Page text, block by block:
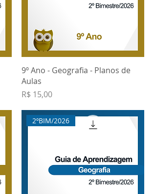
9º Ano - Geografia - Planos de
Aulas
Preço
R$ 15,00
2ºBIM/2026